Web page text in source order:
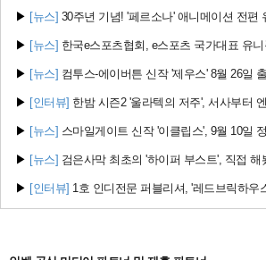
▶ [뉴스] 30주년 기념! '페르소나' 애니메이션 전편
▶ [뉴스] 한국e스포츠협회, e스포츠 국가대표 유니
▶ [뉴스] 컴투스-에이버튼 신작 '제우스' 8월 26일
▶ [인터뷰] 한밤 시즌2 '울라텍의 저주', 서사부터
▶ [뉴스] 스마일게이트 신작 '이클립스', 9월 10일
▶ [뉴스] 검은사막 최초의 '하이퍼 부스트', 직접 해
▶ [인터뷰] 1호 인디전문 퍼블리셔, '레드브릭하우